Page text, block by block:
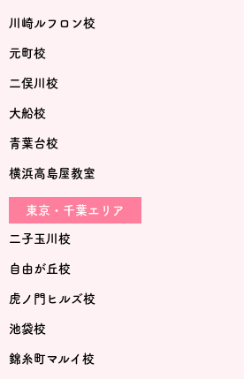
川崎ルフロン校
元町校
二俣川校
大船校
青葉台校
横浜高島屋教室
東京・千葉エリア
二子玉川校
自由が丘校
虎ノ門ヒルズ校
池袋校
錦糸町マルイ校